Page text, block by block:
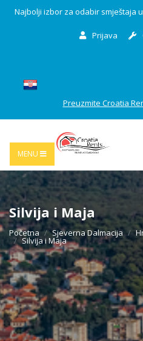
Najbolji izbor za odabir smještaja
Prijava
Preuzmite Croatia
MENU
Silvija i Maja
Početna Sjeverna Dalmacija
Silvija i Maja